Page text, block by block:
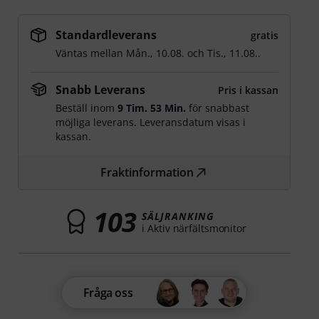
Standardleverans
gratis
Väntas mellan Mån., 10.08. ochTis., 11.08..
Snabb Leverans
Pris i kassan
Beställ inom9 Tim. 53 Min. för snabbast
möjliga leverans. Leveransdatum visas i
kassan.
Fraktinformation
103 SÄLJRANKING
i Aktiv närfältsmonitor
Fråga oss